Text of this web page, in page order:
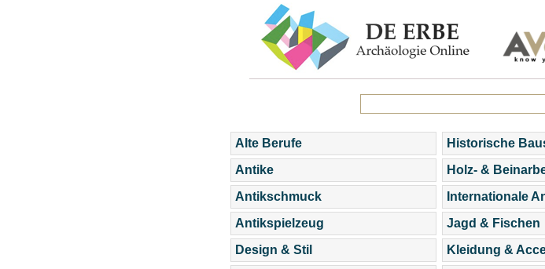
Alte Berufe
Antike
Antikschmuck
Antikspielzeug
Design & Stil
Historische
Holz- &
Internationale
Jagd & Fischen
Kleidung &